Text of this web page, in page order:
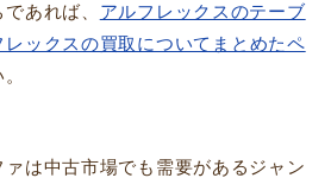
あれば、 アルフレックスのテーブ
レックスの買取についてまとめたペ
は中古市場でも需要があるジャン